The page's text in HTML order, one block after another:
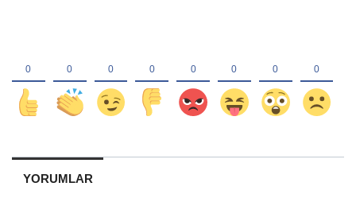
YORUMLAR